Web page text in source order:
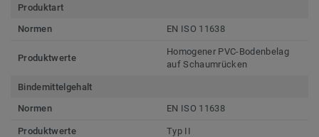
Produktart
Normen
EN ISO 11638
Produktwerte
Homogener PVC-Bodenbelag
auf Schaumrücken
Bindemittelgehalt
Normen
EN ISO 11638
Produktwerte Typ II